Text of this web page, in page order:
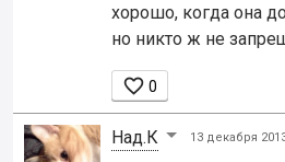
хорошо, когда она
но никто ж не
 0
Над.К 13 декабря